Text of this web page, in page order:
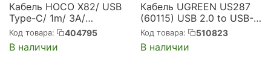
Кабель HOCO X82/ USB
Type-C/ 1m/ 3A/
Силикон/ Black (HC-
68575)
Код товара: 404795
В наличии
Кабель UGREEN US287
(60115) USB 2.0 to USB-C
Cable Nickel Plating.
Длина: 0,5 м. Цвет:
черный (60115_)
Код товара: 510823
В наличии